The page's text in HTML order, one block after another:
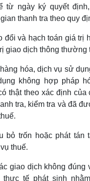
từ ngày ký quyết
thanh tra theo quy
đổi và hạch toán giá trị
giao dịch thông thường
hóa, dịch vụ sử
không hợp pháp
thật theo xác định
tra, kiểm tra và đã
bỏ trốn hoặc phát tán
thuế.
giao dịch không đúng
thực tế phát sinh